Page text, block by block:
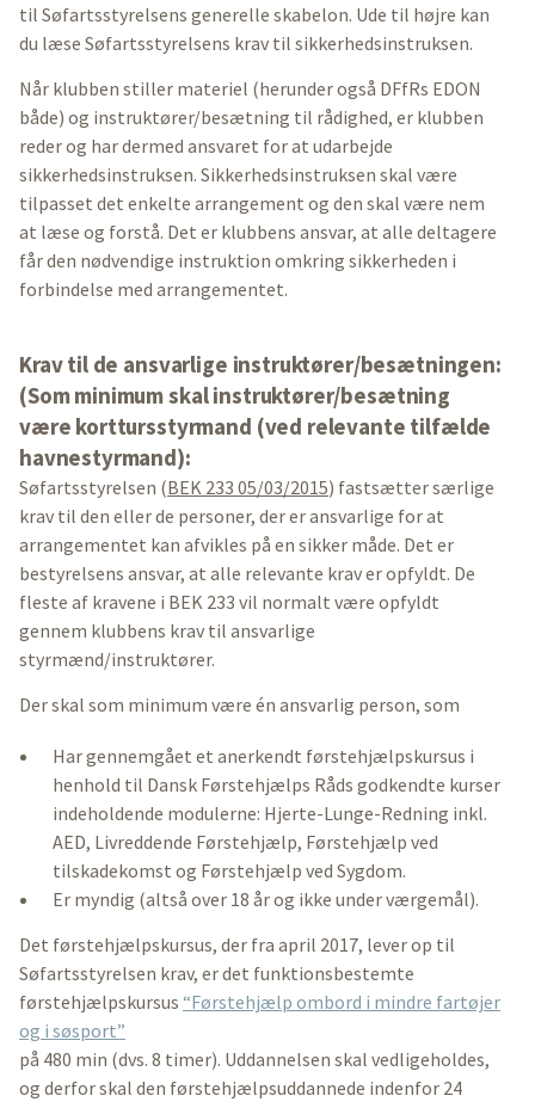
til Søfartsstyrelsens generelle skabelon. Ude til højre kan
du læse Søfartsstyrelsens krav til sikkerhedsinstruksen.
Når klubben stiller materiel (herunder også DFfRs EDON
både) og instruktører/besætning til rådighed, er klubben
reder og har dermed ansvaret for at udarbejde
sikkerhedsinstruksen. Sikkerhedsinstruksen skal være
tilpasset det enkelte arrangement og den skal være nem
at læse og forstå. Det er klubbens ansvar, at alle deltagere
får den nødvendige instruktion omkring sikkerheden i
forbindelse med arrangementet.
Krav til de ansvarlige instruktører/besætningen:
(Som minimum skal instruktører/besætning
være korttursstyrmand (ved relevante tilfælde
havnestyrmand):
Søfartsstyrelsen (BEK 233 05/03/2015) fastsætter særlige
krav til den eller de personer, der er ansvarlige for at
arrangementet kan afvikles på en sikker måde. Det er
bestyrelsens ansvar, at alle relevante krav er opfyldt. De
fleste af kravene i BEK 233 vil normalt være opfyldt
gennem klubbens krav til ansvarlige
styrmænd/instruktører.
Der skal som minimum være én ansvarlig person, som
Har gennemgået et anerkendt førstehjælpskursus i
henhold til Dansk Førstehjælps Råds godkendte kurser
indeholdende modulerne: Hjerte-Lunge-Redning inkl.
AED, Livreddende Førstehjælp, Førstehjælp ved
tilskadekomst og Førstehjælp ved Sygdom.
Er myndig (altså over 18 år og ikke under værgemål).
Det førstehjælpskursus, der fra april 2017, lever op til
Søfartsstyrelsen krav, er det funktionsbestemte
førstehjælpskursus “Førstehjælp ombord i mindre fartøjer
og i søsport”
på 480 min (dvs. 8 timer). Uddannelsen skal vedligeholdes,
og derfor skal den førstehjælpsuddannede indenfor 24